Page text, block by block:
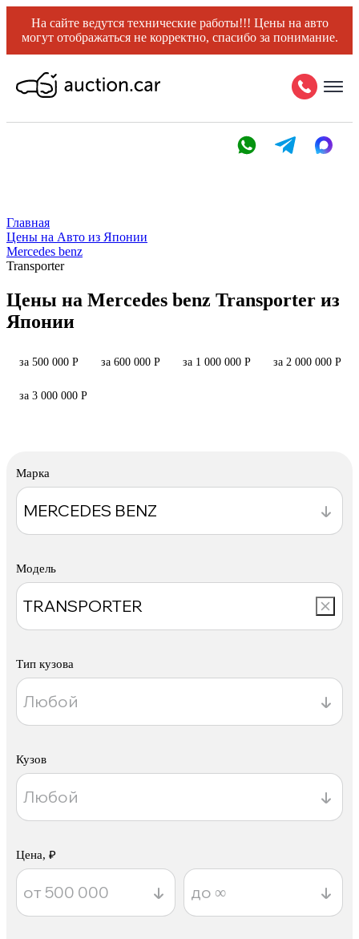
На сайте ведутся технические работы!!! Цены на авто
могут отображаться не корректно, спасибо за понимание.
Главная
Цены на Авто из Японии
Mercedes benz
Transporter
Цены на Mercedes benz Transporter из
Японии
за 500 000 Р за 600 000 Р за 1 000 000 Р за 2 000 000 Р
за 3 000 000 Р
Марка
Модель
Тип кузова
Кузов
Цена, ₽